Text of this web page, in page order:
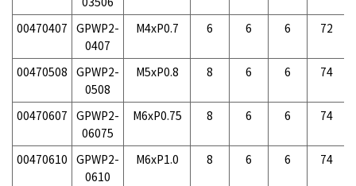
00470407 GPWP2-
0407
M4xP0.7 6 6 6 72
00470508 GPWP2-
0508
M5xP0.8 8 6 6 74
00470607 GPWP2-
06075
M6xP0.75 8 6 6 74
00470610 GPWP2-
0610
M6xP1.0 8 6 6 74